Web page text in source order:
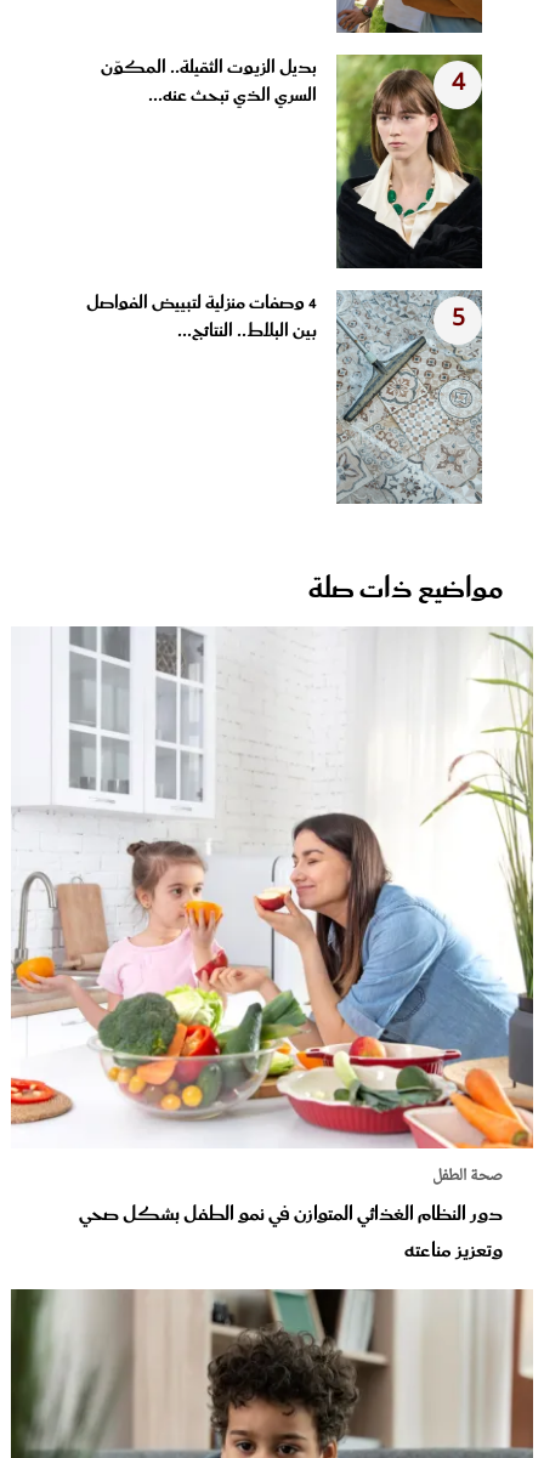
4
بديل الزيوت الثقيلة.. المكوّن
السري الذي تبحث عنه...
5
4 وصفات منزلية لتبييض الفواصل
بين البلاط.. النتائج...
مواضيع ذات صلة
صحة الطفل
دور النظام الغذائي المتوازن في نمو الطفل بشكل صحي
وتعزيز مناعته